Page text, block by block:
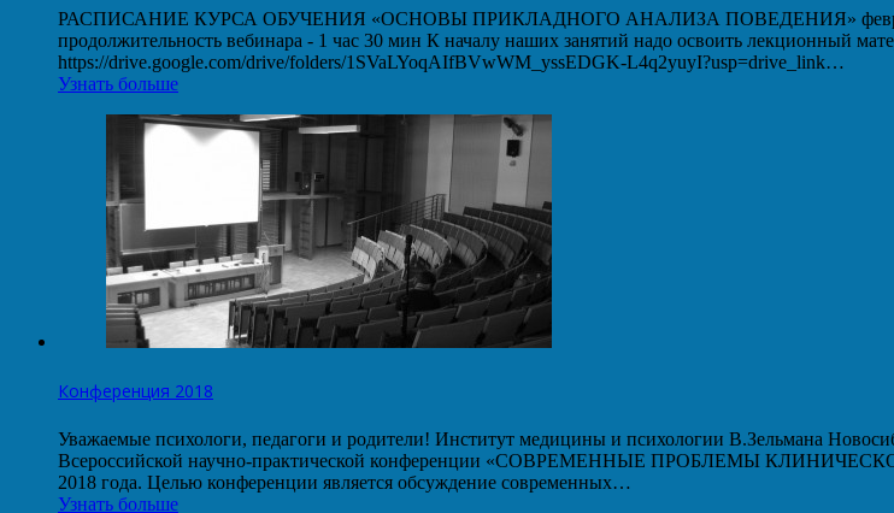
РАСПИСАНИЕ КУРСА ОБУЧЕНИЯ «ОСНОВЫ ПРИКЛАДНОГО АНАЛИЗА ПОВЕДЕНИЯ» февраль
продолжительность вебинара - 1 час 30 мин К началу наших занятий надо освоить лекционный
https://drive.google.com/drive/folders/1SVaLYoqAIfBVwWM_yssEDGK-L4q2yuyI?usp=drive_link…
Узнать больше
Конференция 2018
Уважаемые психологи, педагоги и родители! Институт медицины и психологии В.Зельмана
Всероссийской научно-практической конференции «СОВРЕМЕННЫЕ ПРОБЛЕМЫ
2018 года. Целью конференции является обсуждение современных…
Узнать больше